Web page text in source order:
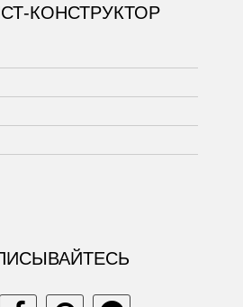
КОНСТРУКТОР